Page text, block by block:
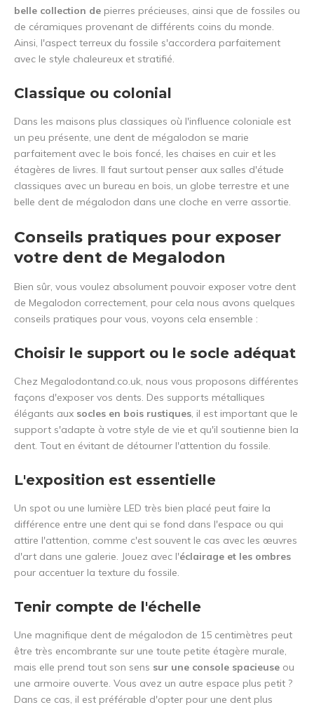
belle collection de pierres précieuses, ainsi que de fossiles ou
de céramiques provenant de différents coins du monde.
Ainsi, l'aspect terreux du fossile s'accordera parfaitement
avec le style chaleureux et stratifié.
Classique ou colonial
Dans les maisons plus classiques où l'influence coloniale est
un peu présente, une dent de mégalodon se marie
parfaitement avec le bois foncé, les chaises en cuir et les
étagères de livres. Il faut surtout penser aux salles d'étude
classiques avec un bureau en bois, un globe terrestre et une
belle dent de mégalodon dans une cloche en verre assortie.
Conseils pratiques pour exposer
votre dent de Megalodon
Bien sûr, vous voulez absolument pouvoir exposer votre dent
de Megalodon correctement, pour cela nous avons quelques
conseils pratiques pour vous, voyons cela ensemble :
Choisir le support ou le socle adéquat
Chez Megalodontand.co.uk, nous vous proposons différentes
façons d'exposer vos dents. Des supports métalliques
élégants aux socles en bois rustiques, il est important que le
support s'adapte à votre style de vie et qu'il soutienne bien la
dent. Tout en évitant de détourner l'attention du fossile.
L'exposition est essentielle
Un spot ou une lumière LED très bien placé peut faire la
différence entre une dent qui se fond dans l'espace ou qui
attire l'attention, comme c'est souvent le cas avec les œuvres
d'art dans une galerie. Jouez avec l'éclairage et les ombres
pour accentuer la texture du fossile.
Tenir compte de l'échelle
Une magnifique dent de mégalodon de 15 centimètres peut
être très encombrante sur une toute petite étagère murale,
mais elle prend tout son sens sur une console spacieuse ou
une armoire ouverte. Vous avez un autre espace plus petit ?
Dans ce cas, il est préférable d'opter pour une dent plus